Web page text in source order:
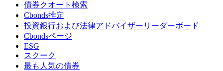
債券クオート検索
Cbonds推定
投資銀行および法律アドバイザーリーダーボード
Cbondsページ
ESG
スクーク
最も人気の債券